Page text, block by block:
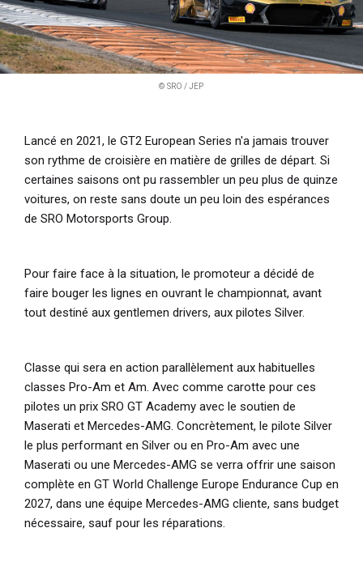
© SRO / JEP
Lancé en 2021, le GT2 European Series n'a jamais trouver
son rythme de croisière en matière de grilles de départ. Si
certaines saisons ont pu rassembler un peu plus de quinze
voitures, on reste sans doute un peu loin des espérances
de SRO Motorsports Group.
Pour faire face à la situation, le promoteur a décidé de
faire bouger les lignes en ouvrant le championnat, avant
tout destiné aux gentlemen drivers, aux pilotes Silver.
Classe qui sera en action parallèlement aux habituelles
classes Pro-Am et Am. Avec comme carotte pour ces
pilotes un prix SRO GT Academy avec le soutien de
Maserati et Mercedes-AMG. Concrètement, le pilote Silver
le plus performant en Silver ou en Pro-Am avec une
Maserati ou une Mercedes-AMG se verra offrir une saison
complète en GT World Challenge Europe Endurance Cup en
2027, dans une équipe Mercedes-AMG cliente, sans budget
nécessaire, sauf pour les réparations.